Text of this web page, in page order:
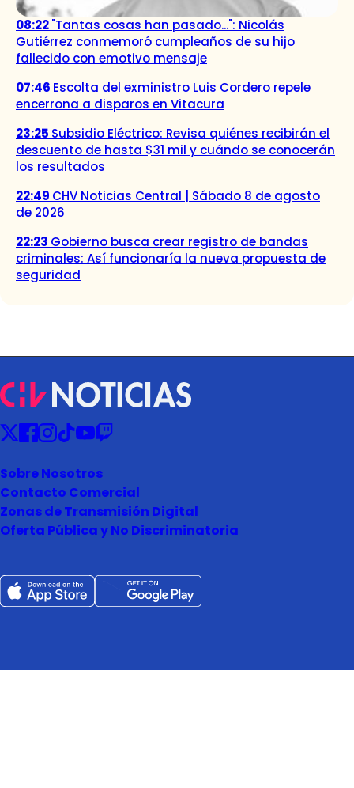
08:22"Tantas cosas han pasado...": Nicolás
Gutiérrez conmemoró cumpleaños de su hijo
fallecido con emotivo mensaje
07:46 Escolta del exministro Luis Cordero repele
encerrona a disparos en Vitacura
23:25 Subsidio Eléctrico: Revisa quiénes recibirán el
descuento de hasta $31 mil y cuándo se conocerán
los resultados
22:49 CHV Noticias Central | Sábado 8 de agosto
de 2026
22:23 Gobierno busca crear registro de bandas
criminales: Así funcionaría la nueva propuesta de
seguridad
Sobre Nosotros
Contacto Comercial
Zonas de Transmisión Digital
Oferta Pública y No Discriminatoria